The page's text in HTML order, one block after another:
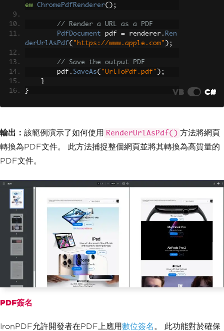
ew
ChromePdfRenderer();
// Render a URL as a PDF
PdfDocument pdf = renderer . Ren
derUrlAsPdf( "https://www.apple.com" );
// Save the output PDF
        pdf
. SaveAs( "UrlToPdf.pdf" );
}
}
VB C#
輸出： 該範例演示了如何使用 RenderUrlAsPdf() 方法將網頁
轉換為PDF文件。 此方法捕捉整個網頁並將其轉換為高質量的
PDF文件。
PDF簽名
IronPDF允許開發者在PDF上應用數位簽名 。 此功能對於確保